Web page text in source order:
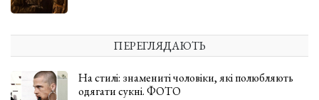
ПЕРЕГЛЯДАЮТЬ
На стилі: знамениті чоловіки, які полюбляють
одягати сукні. ФОТО